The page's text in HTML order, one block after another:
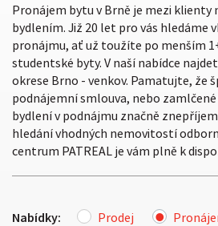
Pronájem bytu v Brně je mezi klienty
bydlením. Již 20 let pro vás hledáme
pronájmu, ať už toužíte po menším
studentské byty. V naší nabídce
okrese Brno - venkov. Pamatujte, že
podnájemní smlouva, nebo
bydlení v podnájmu značně
hledání vhodných nemovitostí
centrum PATREAL je vám plně k
Nabídky: Prodej